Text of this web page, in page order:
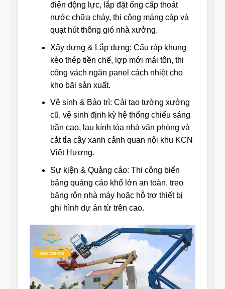
điện động lực, lắp đặt ống cấp thoát
nước chữa cháy, thi công máng cáp và
quạt hút thông gió nhà xưởng.
Xây dựng & Lắp dựng: Cẩu ráp khung
kèo thép tiền chế, lợp mới mái tôn, thi
công vách ngăn panel cách nhiệt cho
kho bãi sản xuất.
Vệ sinh & Bảo trì: Cải tạo tường xưởng
cũ, vệ sinh định kỳ hệ thống chiếu sáng
trần cao, lau kính tòa nhà văn phòng và
cắt tỉa cây xanh cảnh quan nội khu KCN
Việt Hương.
Sự kiện & Quảng cáo: Thi công biển
bảng quảng cáo khổ lớn an toàn, treo
băng rôn nhà máy hoặc hỗ trợ thiết bị
ghi hình dự án từ trên cao.